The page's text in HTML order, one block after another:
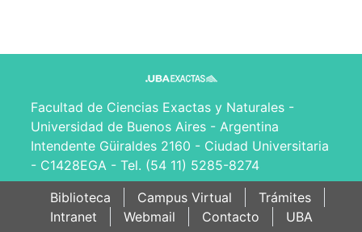
Facultad de Ciencias Exactas y Naturales -
Universidad de Buenos Aires - Argentina
Intendente Güiraldes 2160 - Ciudad Universitaria
- C1428EGA - Tel. (54 11) 5285-8274
Biblioteca
Campus Virtual
Trámites
Intranet
Webmail Contacto UBA